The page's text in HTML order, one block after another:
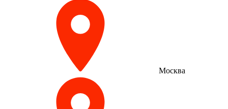
Москва